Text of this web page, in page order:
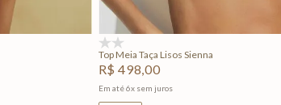
Top Meia Taça Lisos Sienna
R$ 498,00
Em até6x sem juros